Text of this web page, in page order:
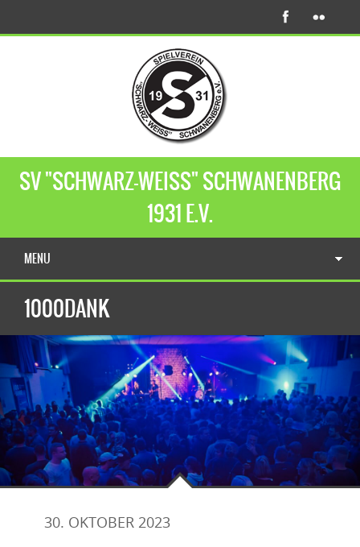
SV "SCHWARZ-WEISS" SCHWANENBERG
1931 E.V.
MENU
1000DANK
30. OKTOBER 2023